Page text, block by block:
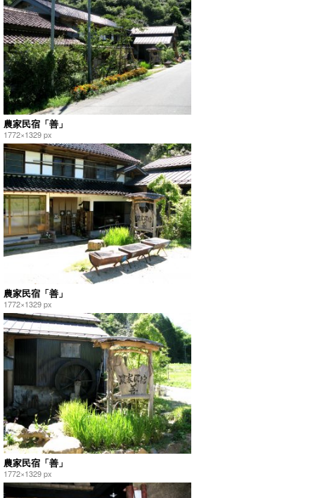
農家民宿「善」
1772×1329 px
農家民宿「善」
1772×1329 px
農家民宿「善」
1772×1329 px